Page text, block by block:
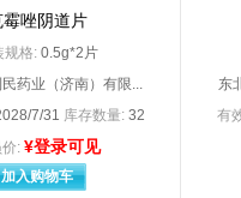
拜耳医药保健有限公司启东分公司（原Bayer S.A（阿根廷
司
宝鸡市双峰气体有限公司
保定银虹裕赫医疗器械制
北京百奥药业有限责任公司
北京长城制药厂
北京费林尤斯卡比医药有
霉唑阴道片
规格: 0.5g*2片
药业（济南）有限...
7/31 库存数量: 32
: ¥登录可见
加入购物车
东
有